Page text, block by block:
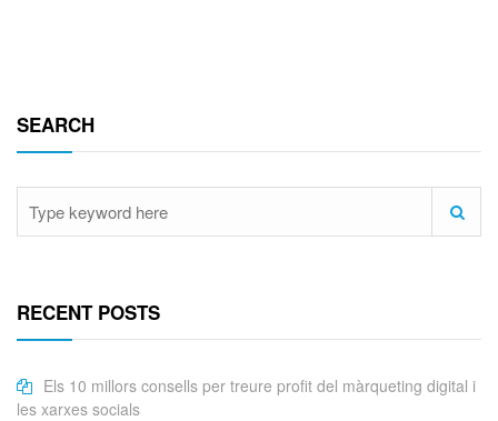
SEARCH
RECENT POSTS
Els 10 millors consells per treure profit del màrqueting digital i
les xarxes socials